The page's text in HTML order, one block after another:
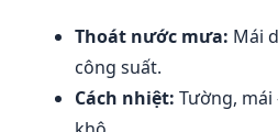
Thoát nước mưa: Mái
công suất.
Cách nhiệt: Tường,